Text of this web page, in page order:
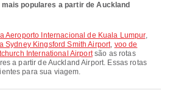
populares a partir de Auckland
Aeroporto Internacional de Kuala Lumpur,
Sydney Kingsford Smith Airport, voo de
International Airportsão as rotas
a partir de Auckland Airport. Essas rotas
para sua viagem.